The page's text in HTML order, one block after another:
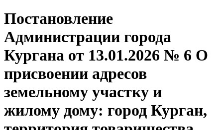
Постановление
Администрации города
Кургана от 13.01.2026 № 6 О
присвоении адресов
земельному участку и
жилому дому: город Курган,